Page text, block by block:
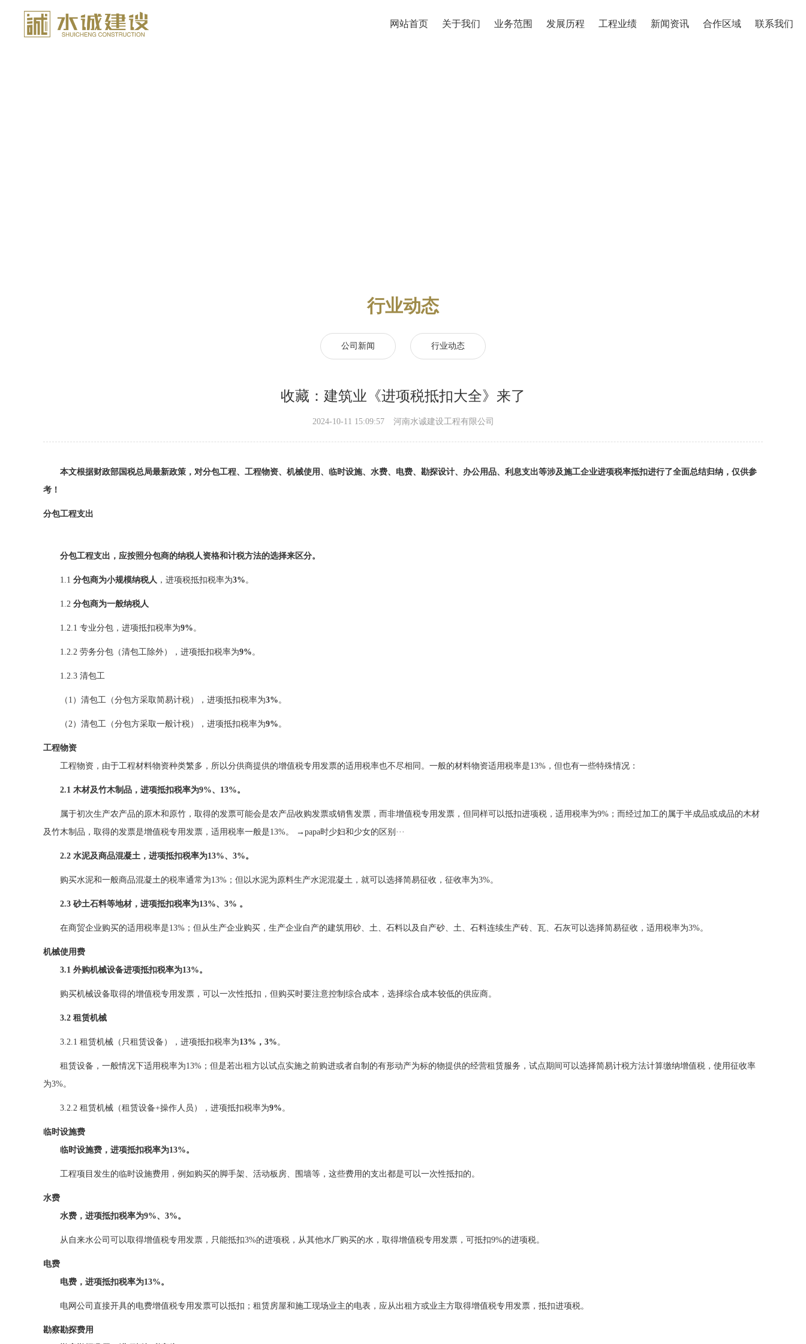
网站首页 关于我们 业务范围 发展历程 工程业绩 新闻资讯 合作区域 联系我们
行业动态
公司新闻 行业动态
收藏：建筑业《进项税抵扣大全》来了
2024-10-11 15:09:57 河南水诚建设工程有限公司
本文根据财政部国税总局最新政策，对分包工程、工程物资、机械使用、临时设施、水费、电费、勘探设计、办公用品、利息支出等涉及施工企业进项税率抵扣进行了全面总结归纳，仅供参
考！
分包工程支出
分包工程支出，应按照分包商的纳税人资格和计税方法的选择来区分。
1.1 分包商为小规模纳税人 ，进项税抵扣税率为3%。
1.2 分包商为一般纳税人
1.2.1 专业分包，进项抵扣税率为9%。
1.2.2 劳务分包（清包工除外），进项抵扣税率为9%。
1.2.3 清包工
（1）清包工（分包方采取简易计税），进项抵扣税率为3%。
（2）清包工（分包方采取一般计税），进项抵扣税率为9%。
工程物资
工程物资，由于工程材料物资种类繁多，所以分供商提供的增值税专用发票的适用税率也不尽相同。一般的材料物资适用税率是13%，但也有一些特殊情况：
2.1 木材及竹木制品，进项抵扣税率为9%、13%。
属于初次生产农产品的原木和原竹，取得的发票可能会是农产品收购发票或销售发票，而非增值税专用发票，但同样可以抵扣进项税，适用税率为9%；而经过加工的属于半成品或成品的木材
及竹木制品，取得的发票是增值税专用发票，适用税率一般是13%。
→papa时少妇和少女的区别···
2.2 水泥及商品混凝土，进项抵扣税率为13%、3%。
购买水泥和一般商品混凝土的税率通常为13%；但以水泥为原料生产水泥混凝土，就可以选择简易征收，征收率为3%。
2.3 砂土石料等地材，进项抵扣税率为13%、3% 。
在商贸企业购买的适用税率是13%；但从生产企业购买，生产企业自产的建筑用砂、土、石料以及自产砂、土、石料连续生产砖、瓦、石灰可以选择简易征收，适用税率为3%。
机械使用费
3.1 外购机械设备进项抵扣税率为13%。
购买机械设备取得的增值税专用发票，可以一次性抵扣，但购买时要注意控制综合成本，选择综合成本较低的供应商。
3.2 租赁机械
3.2.1 租赁机械（只租赁设备），进项抵扣税率为13%，3%。
租赁设备，一般情况下适用税率为13%；但是若出租方以试点实施之前购进或者自制的有形动产为标的物提供的经营租赁服务，试点期间可以选择简易计税方法计算缴纳增值税，使用征收率
为3%。
3.2.2 租赁机械（租赁设备+操作人员），进项抵扣税率为9%。
临时设施费
临时设施费，进项抵扣税率为13%。
工程项目发生的临时设施费用，例如购买的脚手架、活动板房、围墙等，这些费用的支出都是可以一次性抵扣的。
水费
水费，进项抵扣税率为9%、3%。
从自来水公司可以取得增值税专用发票，只能抵扣3%的进项税，从其他水厂购买的水，取得增值税专用发票，可抵扣9%的进项税。
电费
电费，进项抵扣税率为13%。
电网公司直接开具的电费增值税专用发票可以抵扣；租赁房屋和施工现场业主的电表，应从出租方或业主方取得增值税专用发票，抵扣进项税。
勘察勘探费用